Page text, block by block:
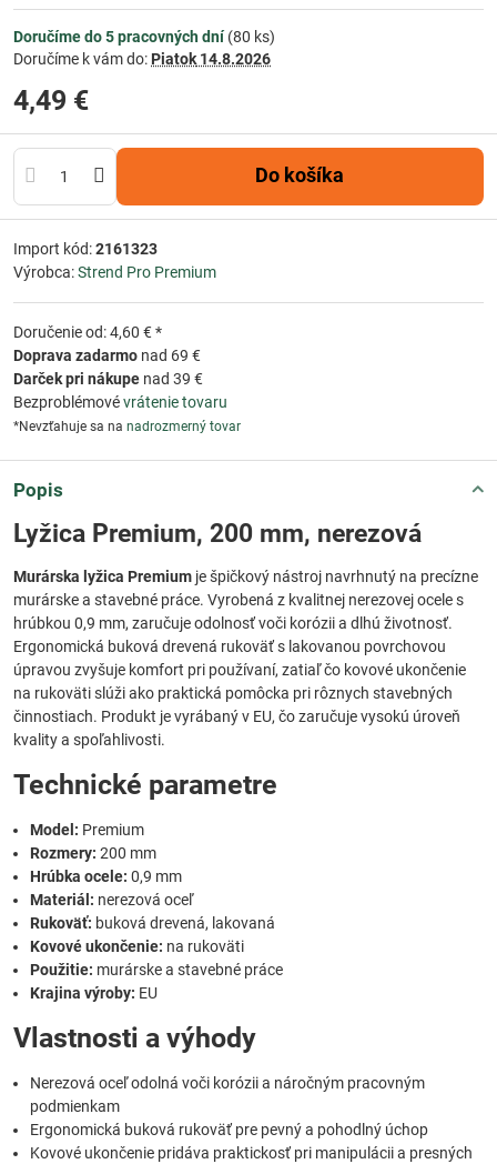
Doručíme do 5 pracovných dní(80 ks)
Doručíme k vám do: Piatok 14.8.2026
4,49 €
Do košíka
Import kód:2161323
Výrobca:Strend Pro Premium
Doručenie od: 4,60 € *
Doprava zadarmo nad 69 €
Darček pri nákupe nad 39 €
Bezproblémovévrátenie tovaru
*Nevzťahuje sa na nadrozmerný tovar
Popis
Lyžica Premium, 200 mm, nerezová
Murárska lyžica Premium je špičkový nástroj navrhnutý na precízne
murárske a stavebné práce. Vyrobená z kvalitnej nerezovej ocele s
hrúbkou 0,9 mm, zaručuje odolnosť voči korózii a dlhú životnosť.
Ergonomická buková drevená rukoväť s lakovanou povrchovou
úpravou zvyšuje komfort pri používaní, zatiaľ čo kovové ukončenie
na rukoväti slúži ako praktická pomôcka pri rôznych stavebných
činnostiach. Produkt je vyrábaný v EU, čo zaručuje vysokú úroveň
kvality a spoľahlivosti.
Technické parametre
Model: Premium
Rozmery: 200 mm
Hrúbka ocele: 0,9 mm
Materiál: nerezová oceľ
Rukoväť: buková drevená, lakovaná
Kovové ukončenie: na rukoväti
Použitie: murárske a stavebné práce
Krajina výroby: EU
Vlastnosti a výhody
Nerezová oceľ odolná voči korózii a náročným pracovným
podmienkam
Ergonomická buková rukoväť pre pevný a pohodlný úchop
Kovové ukončenie pridáva praktickosť pri manipulácii a presných